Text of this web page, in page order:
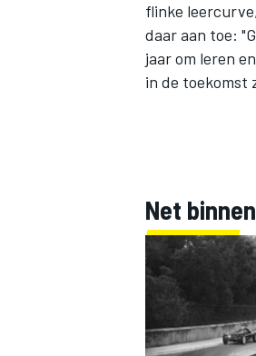
flinke
daar aan toe:
jaar om leren
in de toekomst
Net binnen